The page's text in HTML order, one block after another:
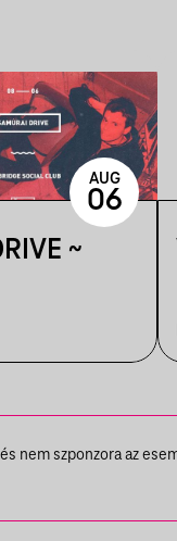
~
AUG
06
nem szponzora az